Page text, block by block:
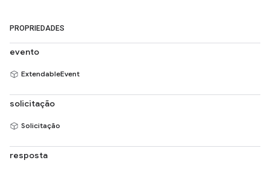
PROPRIEDADES
evento
ExtendableEvent
solicitação
Solicitação
resposta